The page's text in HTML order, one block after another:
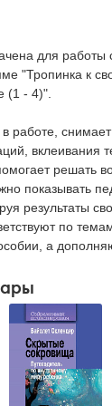
для работы
"Тропинка к
(1 - 4)".
работе, снимает
вклеивания
решать
показывать
результаты
по
а